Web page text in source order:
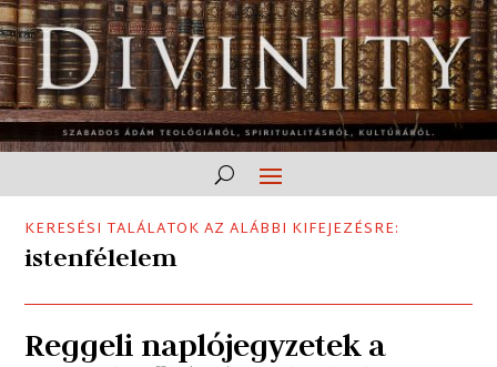
KERESÉSI TALÁLATOK AZ ALÁBBI KIFEJEZÉSRE:
istenfélelem
Reggeli naplójegyzetek a